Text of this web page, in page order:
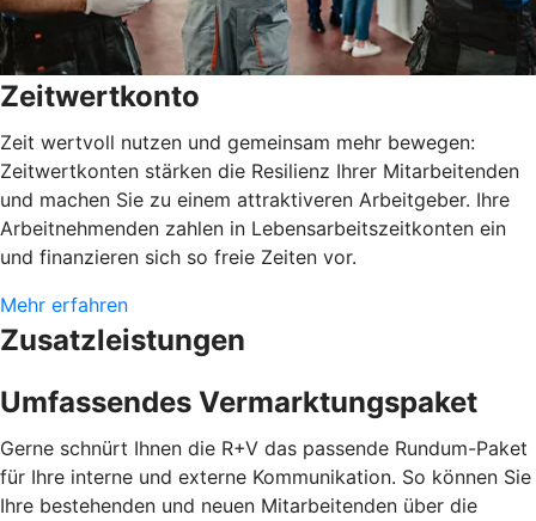
Zeitwertkonto
Zeit wertvoll nutzen und gemeinsam mehr bewegen:
Zeitwertkonten stärken die Resilienz Ihrer Mitarbeitenden
und machen Sie zu einem attraktiveren Arbeitgeber. Ihre
Arbeitnehmenden zahlen in Lebensarbeitszeitkonten ein
und finanzieren sich so freie Zeiten vor.
Mehr erfahren
Zusatzleistungen
Umfassendes Vermarktungspaket
Gerne schnürt Ihnen die R+V das passende Rundum-Paket
für Ihre interne und externe Kommunikation. So können Sie
Ihre bestehenden und neuen Mitarbeitenden über die